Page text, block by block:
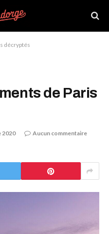
décryptés
de Paris
2020
Aucun commentaire